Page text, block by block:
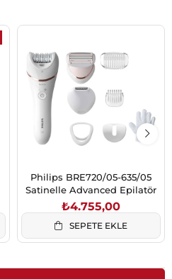
Philips BRE720/05-635/05
Satinelle Advanced Epilatör
₺4.755,00
SEPETE EKLE